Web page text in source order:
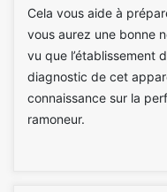
Cela vous aide à
vous aurez une bonne
vu que l’établissement
diagnostic de cet
connaissance sur la
ramoneur.